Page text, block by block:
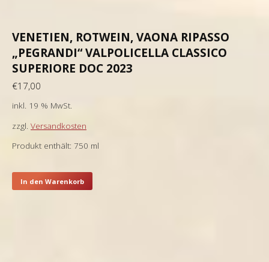
VENETIEN, ROTWEIN, VAONA RIPASSO
„PEGRANDI“ VALPOLICELLA CLASSICO
SUPERIORE DOC 2023
€17,00
inkl. 19 % MwSt.
zzgl. Versandkosten
Produkt enthält: 750 ml
In den Warenkorb